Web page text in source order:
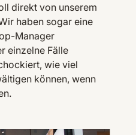
direkt von unserem
haben sogar eine
Manager
einzelne Fälle
wie viel
können, wenn